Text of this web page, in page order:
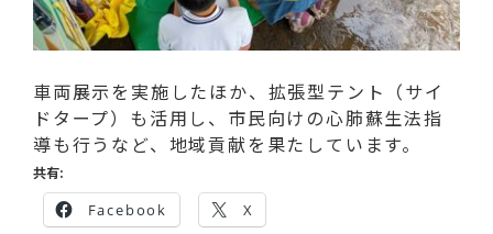
車両展示を実施したほか、拡張型テント（サイ
ドタープ）も活用し、市民向けの心肺蘇生法指
導も行うなど、地域貢献を果たしています。
共有:
Facebook X